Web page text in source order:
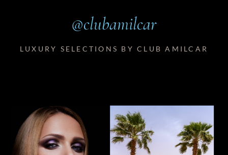
@clubamilcar
LUXURY SELECTIONS BY CLUB AMILCAR